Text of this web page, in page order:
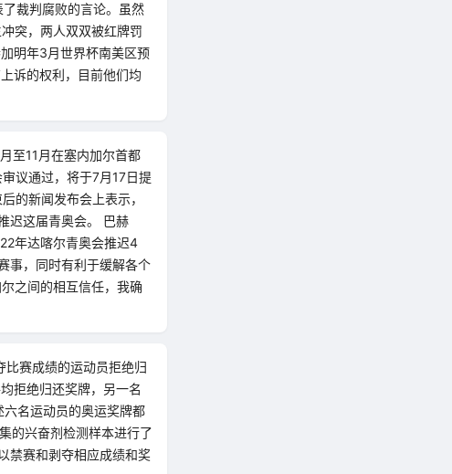
裁判腐败的言论。虽然
突，两人双双被红牌罚
明年3月世界杯南美区预
诉的权利，目前他们均
至11月在塞内加尔首都
议通过，将于7月17日提
的新闻发布会上表示，
迟这届青奥会。 巴赫
年达喀尔青奥会推迟4
事，同时有利于缓解各个
之间的相互信任，我确
赛成绩的运动员拒绝归
拒绝归还奖牌，另一名
名运动员的奥运奖牌都
的兴奋剂检测样本进行了
禁赛和剥夺相应成绩和奖